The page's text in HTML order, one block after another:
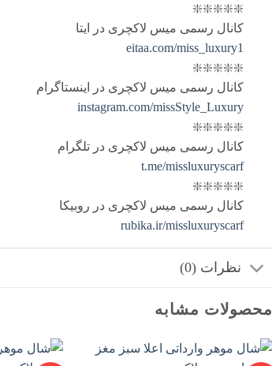
❇️❇️❇️❇️❇️
کانال رسمی میس لاکچری در ایتا
eitaa.com/miss_luxury1
❇️❇️❇️❇️❇️
کانال رسمی میس لاکچری در اینستاگرام
instagram.com/missStyle_Luxury
❇️❇️❇️❇️❇️
کانال رسمی میس لاکچری در تلگرام
t.me/missluxuryscarf
❇️❇️❇️❇️❇️
کانال رسمی میس لاکچری در روبیکا
rubika.ir/missluxuryscarf
نظرات (0)
محصولات مشابه